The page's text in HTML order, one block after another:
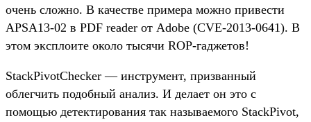
очень сложно. В качестве примера можно привести
APSA13-02 в PDF reader от Adobe (CVE-2013-0641). В
этом эксплоите около тысячи ROP-гаджетов!
StackPivotChecker — инструмент, призванный
облегчить подобный анализ. И делает он это с
помощью детектирования так называемого StackPivot,